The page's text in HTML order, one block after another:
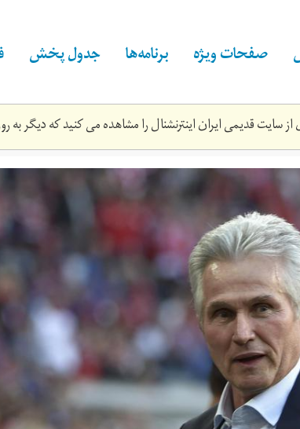
صفحات ویژه برنامه‌ها جدول پخش
سایت قدیمی ایران اینترنشنال را مشاهده می کنید که دیگر